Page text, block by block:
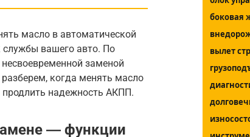
масло в автоматической
службы вашего авто. По
заменой
когда менять масло
надежность АКПП.
― функции
боковая
вылет